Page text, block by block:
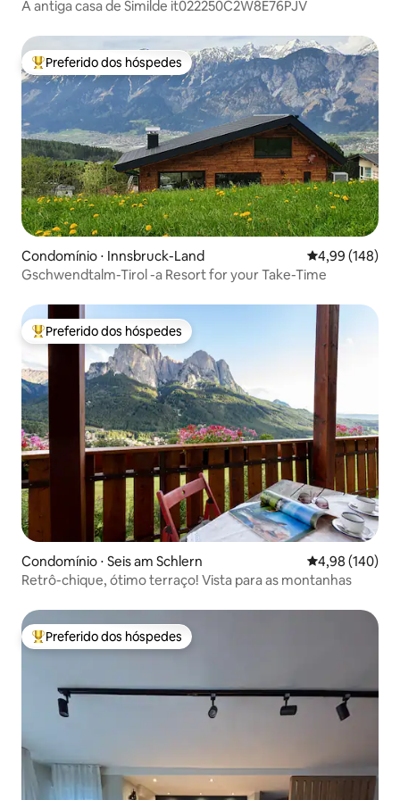
A antiga casa de Similde it022250C2W8E76PJV
Entre os melhores preferidos dos hóspedes
Preferido dos hóspedes
Condomínio ⋅ Innsbruck-Land 4,99 de uma
4,99 (148)
Gschwendtalm-Tirol -a Resort for your Take-Time
Entre os melhores preferidos dos hóspedes
Preferido dos hóspedes
Condomínio ⋅ Seis am Schlern 4,98 de uma
4,98 (140)
Retrô-chique, ótimo terraço! Vista para as montanhas
Entre os melhores preferidos dos hóspedes
Preferido dos hóspedes